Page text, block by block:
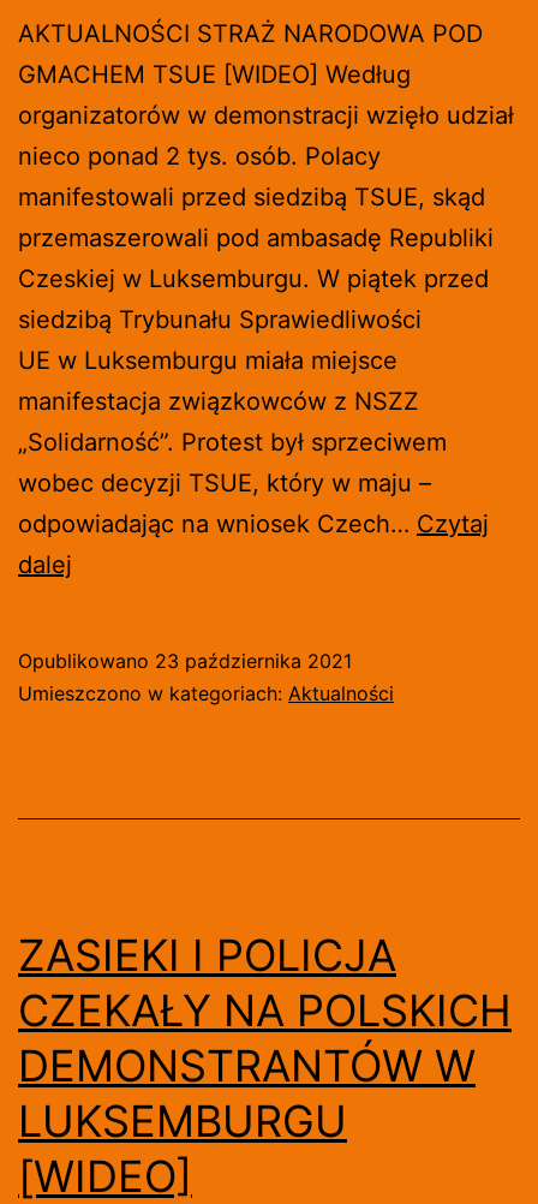
AKTUALNOŚCI STRAŻ NARODOWA POD
GMACHEM TSUE [WIDEO] Według
organizatorów w demonstracji wzięło udział
nieco ponad 2 tys. osób. Polacy
manifestowali przed siedzibą TSUE, skąd
przemaszerowali pod ambasadę Republiki
Czeskiej w Luksemburgu. W piątek przed
siedzibą Trybunału Sprawiedliwości
UE w Luksemburgu miała miejsce
manifestacja związkowców z NSZZ
„Solidarność”. Protest był sprzeciwem
wobec decyzji TSUE, który w maju –
odpowiadając na wniosek Czech… Czytaj
dalej
GMACHEM
Opublikowano 23 października 2021
Umieszczono w kategoriach: Aktualności
ZASIEKI I POLICJA
CZEKAŁY NA POLSKICH
DEMONSTRANTÓW W
LUKSEMBURGU
[WIDEO]